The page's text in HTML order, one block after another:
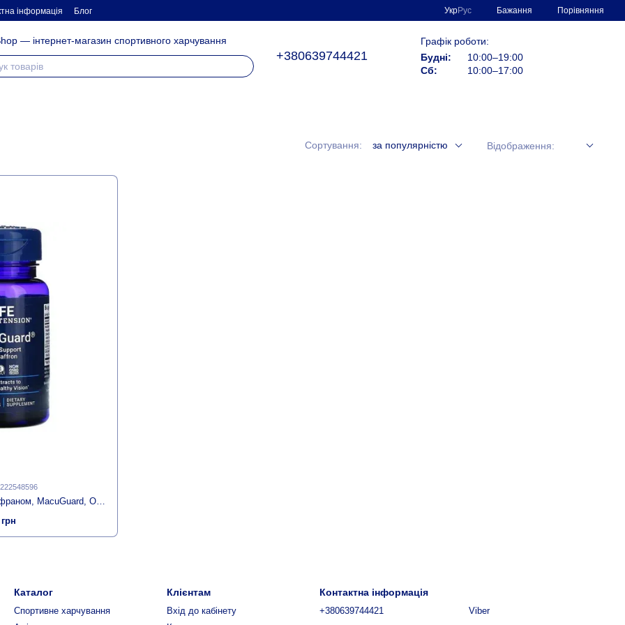
інформація Блог УкрРус Бажання Порівняння
— інтернет-магазин спортивного харчування
+380639744421
Графік роботи:
Будні:
10:00–19:00
Сб:
10:00–17:00
Сортування: за популярністю Відображення:
Поддержка Зрения с Шафраном, MacuGuard, Ocular Support with Saffron, Life Extension, 60 Гелевых Капсул
Каталог
Спортивне харчування
Клієнтам
Вхід до кабінету
Контактна інформація
+380639744421
Viber